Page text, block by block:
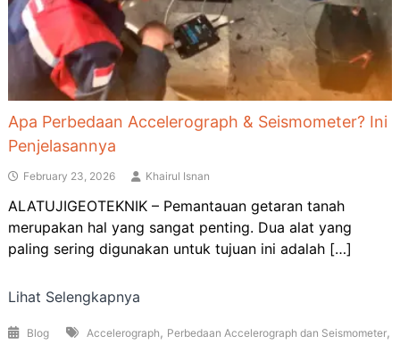
Apa Perbedaan Accelerograph & Seismometer? Ini
Penjelasannya
February 23, 2026 Khairul Isnan
ALATUJIGEOTEKNIK – Pemantauan getaran tanah
merupakan hal yang sangat penting. Dua alat yang
paling sering digunakan untuk tujuan ini adalah […]
Lihat Selengkapnya
Blog Accelerograph , Perbedaan Accelerograph dan Seismometer,